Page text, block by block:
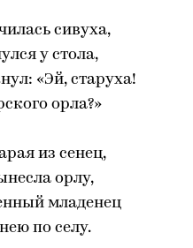
сивуха,
у стола,
«Эй, старуха!
орла?»
из сенец,
орлу,
младенец
по селу.